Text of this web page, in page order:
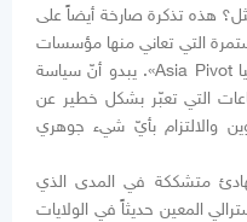
هذه تذكرة صارخة أيضاً على
التي تعاني منها مؤسسات
الحكم الأمريكية. بدءاً من «المحورة لآسيا Asia Pivot». يبدو أنّ سياسة
التي تعبّر بشكل خطير عن
والالتزام بأيّ شيء جوهري
متشككة في المدى الذي
المعين حديثاً في الولايات